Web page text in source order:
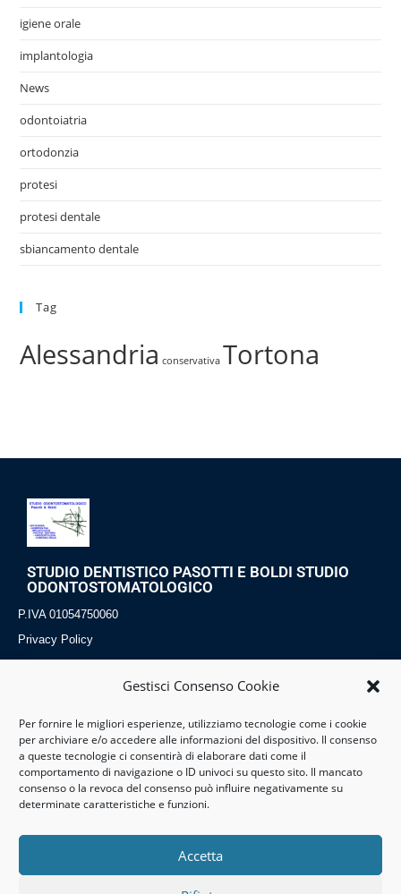
Gestisci Consenso Cookie
Per fornire le migliori esperienze, utilizziamo tecnologie come i cookie
per archiviare e/o accedere alle informazioni del dispositivo. Il consenso
a queste tecnologie ci consentirà di elaborare dati come il
comportamento di navigazione o ID univoci su questo sito. Il mancato
consenso o la revoca del consenso può influire negativamente su
determinate caratteristiche e funzioni.
Accetta
igiene orale
implantologia
News
odontoiatria
ortodonzia
protesi
protesi dentale
sbiancamento dentale
Tag
Alessandria conservativa Tortona
STUDIO DENTISTICO PASOTTI E BOLDI STUDIO
ODONTOSTOMATOLOGICO
P.IVA 01054750060
Privacy Policy
Dove Siamo
P. Erbe 13
15057 Tortona (AL)
Contatti
Tel:0131 861249
Mail:studiopb@tor.it
Servizi
Implantologia
Odontostomatologia